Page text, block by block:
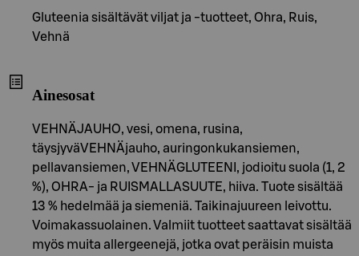
Gluteenia sisältävät viljat ja -tuotteet, Ohra, Ruis,
Vehnä
Ainesosat
VEHNÄJAUHO, vesi, omena, rusina,
täysjyväVEHNÄjauho, auringonkukansiemen,
pellavansiemen, VEHNÄGLUTEENI, jodioitu suola (1, 2
%), OHRA- ja RUISMALLASUUTE, hiiva. Tuote sisältää
13 % hedelmää ja siemeniä. Taikinajuureen leivottu.
Voimakassuolainen. Valmiit tuotteet saattavat sisältää
myös muita allergeenejä, jotka ovat peräisin muista